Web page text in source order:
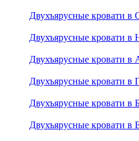
Двухъярусные кровати в
Двухъярусные кровати в
Двухъярусные кровати в
Двухъярусные кровати в
Двухъярусные кровати в
Двухъярусные кровати в